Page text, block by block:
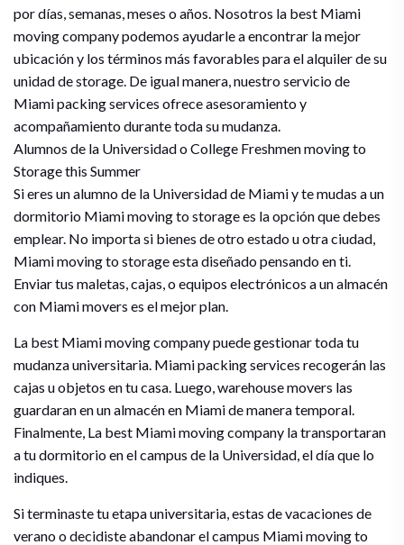
por días, semanas, meses o años. Nosotros la best Miami
moving company podemos ayudarle a encontrar la mejor
ubicación y los términos más favorables para el alquiler de su
unidad de storage. De igual manera, nuestro servicio de
Miami packing services ofrece asesoramiento y
acompañamiento durante toda su mudanza.
Alumnos de la Universidad o College Freshmen moving to
Storage this Summer
Si eres un alumno de la Universidad de Miami y te mudas a un
dormitorio Miami moving to storage es la opción que debes
emplear. No importa si bienes de otro estado u otra ciudad,
Miami moving to storage esta diseñado pensando en ti.
Enviar tus maletas, cajas, o equipos electrónicos a un almacén
con Miami movers es el mejor plan.
La best Miami moving company puede gestionar toda tu
mudanza universitaria. Miami packing services recogerán las
cajas u objetos en tu casa. Luego, warehouse movers las
guardaran en un almacén en Miami de manera temporal.
Finalmente, La best Miami moving company la transportaran
a tu dormitorio en el campus de la Universidad, el día que lo
indiques.
Si terminaste tu etapa universitaria, estas de vacaciones de
verano o decidiste abandonar el campus Miami moving to